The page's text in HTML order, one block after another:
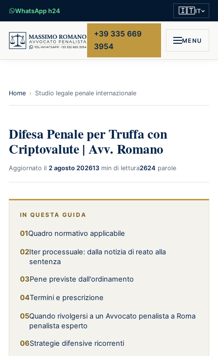
WhatsApp h24 🇮🇹IT
+39 335 669
3954
MENU
Home › Studio legale penale internazionale
Difesa Penale per Truffa con
Criptovalute | Avv. Romano
Aggiornato il 2 agosto 202613 min di lettura2624 parole
IN QUESTA GUIDA
Quadro normativo applicabile
Iter processuale: dalla notizia di reato alla
sentenza
Pene previste dall'ordinamento
Termini e prescrizione
Quando rivolgersi a un Avvocato penalista a Roma
penalista esperto
Strategie difensive ricorrenti